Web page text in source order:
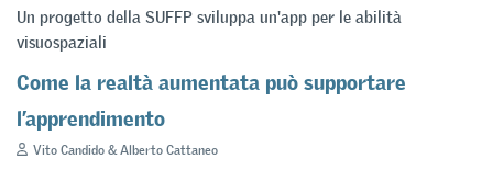
Un progetto della SUFFP sviluppa un'app per le abilità
visuospaziali
Come la realtà aumentata può supportare
l’apprendimento
Vito Candido & Alberto Cattaneo